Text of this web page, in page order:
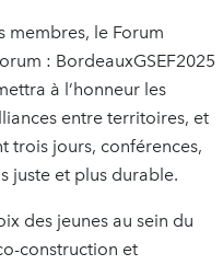
membres, le Forum
: BordeauxGSEF2025
à l’honneur les
entre territoires, et
trois jours, conférences,
juste et plus durable.
des jeunes au sein du
construction et